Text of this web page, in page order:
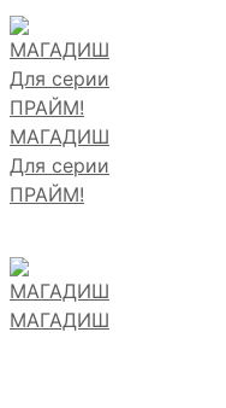
МАГАДИШ
Для серии
ПРАЙМ!
МАГАДИШ